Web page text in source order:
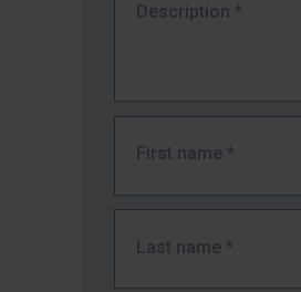
Description *
First name *
Last name *